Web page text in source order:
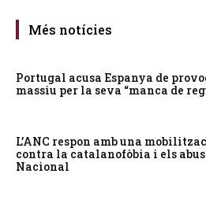
Més notícies
Portugal acusa Espanya de
massiu per la seva “manca de
L’ANC respon amb una
contra la catalanofòbia i els
Nacional